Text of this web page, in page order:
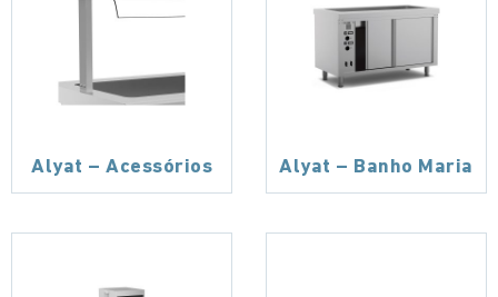
Alyat – Acessórios Alyat – Banho Maria